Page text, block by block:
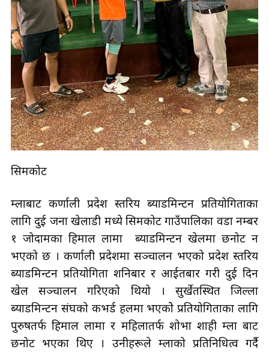
सिमकोट
हुम्लाबाट कर्णाली प्रदेश स्तरिय ब्याडमिन्टन प्रतियोगिताका
लागि दुई जना खेलाडी मध्ये सिमकोट गाउँपालिका वडा नम्बर
१ जोदामका हिमाल लामा ब्याडमिन्टन खेलमा छनोट हुन
भएको छ । कर्णाली प्रदेशमा सञ्चालन भएको प्रदेश स्तरिय
ब्याडमिन्टन प्रतियोगिता शनिबार र आईतबार गरी दुई दिन
खेल सञ्चालन गरिएको थियो । सुर्खेतस्थित जिल्ला
ब्याडमिन्टन संघको कभर्ड हलमा भएकोे प्रतियोगिताका लागि
पुरुषतर्फ हिमाल लामा र महिलातर्फ शोभा शाही हुम्ला बाट
छनोट भएका थिए । उनीहरूले हुम्लाको प्रतिनिधित्व गर्दै